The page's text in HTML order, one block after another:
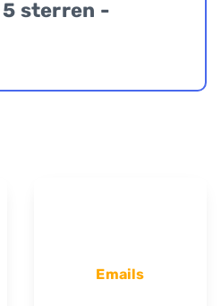
5 sterren -
Emails